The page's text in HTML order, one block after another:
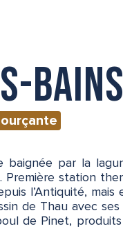
Bains
baignée par la
station
l’Antiquité, mais
de Thau avec
de Pinet,